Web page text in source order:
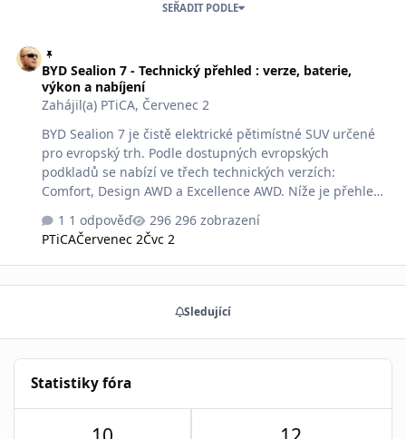
SEŘADIT PODLE
BYD Sealion 7 - Technický přehled : verze, baterie,
výkon a nabíjení
Zahájil(a) PTiCA, Červenec 2
BYD Sealion 7 je čistě elektrické pětimístné SUV určené
pro evropský trh. Podle dostupných evropských
podkladů se nabízí ve třech technických verzích:
Comfort, Design AWD a Excellence AWD. Níže je přehled
hlavních technických údajů bez marketingové omáčky.
Přehled vozu a konstrukcePlatforma: BYD e-Platform 3.0.
Baterie: BYD Blade s chemií LFP. Konstrukce: Cell-to-
Body. Podvozek: vpředu dvojitá příčná ramena, vzadu
víceprvková náprava. BYD uvádí frekvenčně proměnné
tlumiče; verze AWD mají také systém iTAC pro
prostorDélka / šířka / výška: 4 830 / 1 925 / 1 620 mm.
Rozvor: 2 930 mm. Rozměry jsou podle BYD stejné pro
Comfo…
1 odpověď
296 zobrazení
PTiCAČervenec 2Čvc 2
Sledující
Statistiky fóra